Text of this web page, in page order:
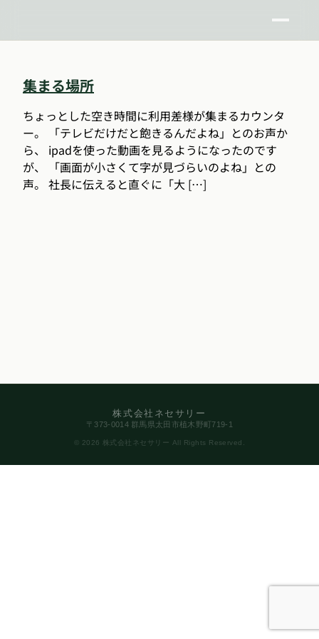
集まる場所
ちょっとした空き時間に利用差様が集まるカウンタ
ー。 「テレビだけだと飽きるんだよね」とのお声か
ら、 ipadを使った動画を見るようになったのです
が、 「画面が小さくて字が見づらいのよね」との
声。 社長に伝えると直ぐに「大 […]
株式会社ネセサリー
〒373-0014 群馬県太田市植木野町719-1
© 2026 株式会社ネセサリー All Rights Reserved.